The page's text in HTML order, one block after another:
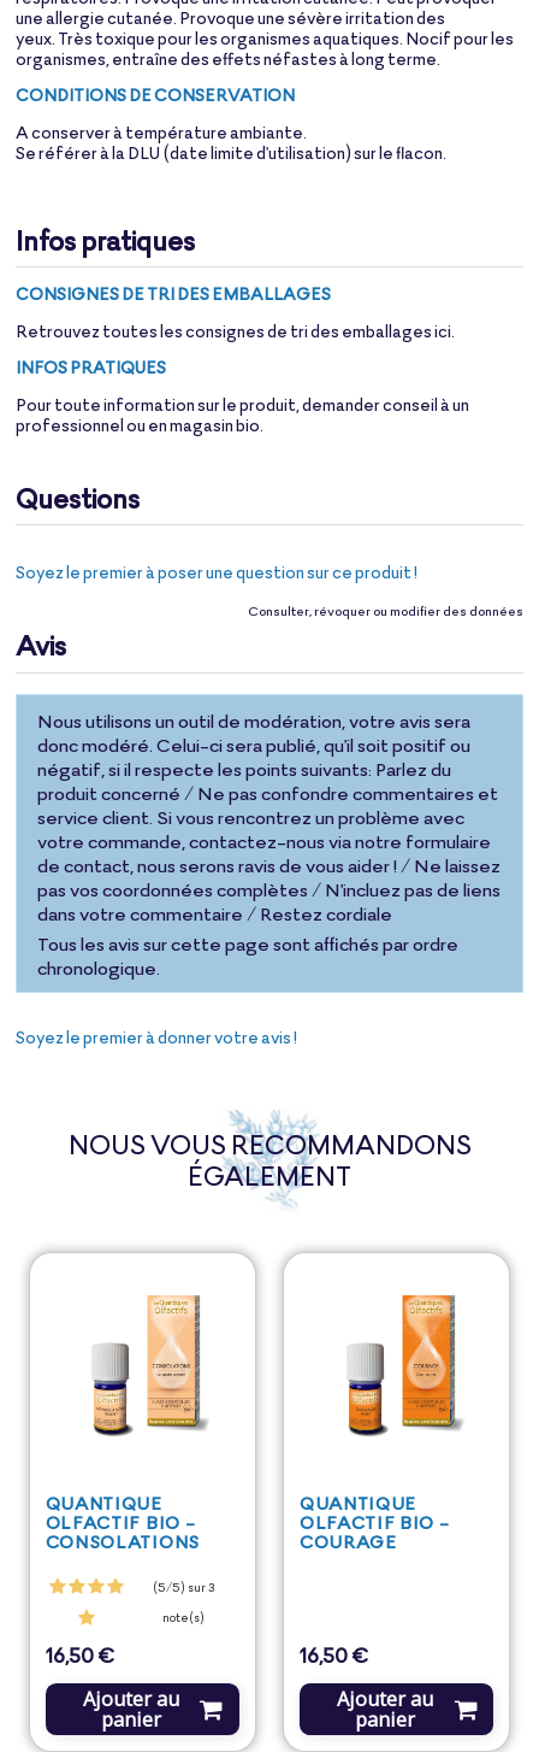
une allergie cutanée. Provoque une sévère irritation des
yeux. Très toxique pour les organismes aquatiques. Nocif pour les
organismes, entraîne des effets néfastes à long terme.
CONDITIONS DE CONSERVATION
A conserver à température ambiante.
Se référer à la DLU (date limite d'utilisation) sur le flacon.
Infos pratiques
CONSIGNES DE TRI DES EMBALLAGES
Retrouvez toutes les consignes de tri des emballagesici
INFOS PRATIQUES
Pour toute information sur le produit, demander conseil à un
professionnel ou en magasin bio.
Questions
Soyez le premier à poser une question sur ce produit !
Consulter, révoquer ou modifier des données
Avis
Nous utilisons un outil de modération, votre avis sera
donc modéré. Celui-ci sera publié, qu'il soit positif ou
négatif, si il respecte les points suivants: Parlez du
produit concerné / Ne pas confondre commentaires et
service client. Si vous rencontrez un problème avec
votre commande, contactez-nous via notre formulaire
de contact, nous serons ravis de vous aider ! / Ne laissez
pas vos coordonnées complètes / N'incluez pas de liens
dans votre commentaire / Restez cordiale
Tous les avis sur cette page sont affichés par ordre
chronologique.
Soyez le premier à donner votre avis !
NOUS VOUS RECOMMANDONS
ÉGALEMENT
QUANTIQUE
OLFACTIF BIO -
CONSOLATIONS
(5/5) sur 3
note(s)
Prix
16,50 €
Ajouter au
panier
QUANTIQUE
OLFACTIF BIO -
COURAGE
Prix
16,50 €
Ajouter au
panier